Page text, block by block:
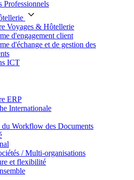
Professionnels
Voyages & Hôtellerie
d'engagement client
d'échange et de gestion des
ICT
ERP
Internationale
du Workflow des Documents
/ Multi-organisations
et flexibilité